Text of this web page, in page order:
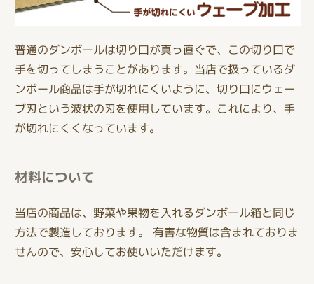
普通のダンボールは切り口が真っ直ぐで、この切り口で
手を切ってしまうことがあります。当店で扱っているダ
ンボール商品は手が切れにくいように、切り口にウェー
ブ刃という波状の刃を使用しています。これにより、手
が切れにくくなっています。
材料について
当店の商品は、野菜や果物を入れるダンボール箱と同じ
方法で製造しております。 有害な物質は含まれておりま
せんので、安心してお使いいただけます。